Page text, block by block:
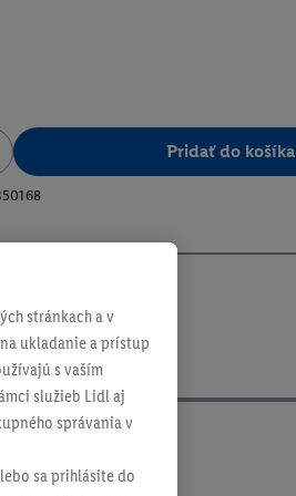
Pridať do košíka
stránkach a v
ukladanie a prístup
s vaším
služieb Lidl aj
správania v
sa prihlásite do